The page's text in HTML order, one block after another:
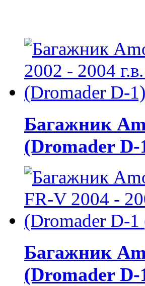
Багажник
(Dromader D-
Багажник
(Dromader D-